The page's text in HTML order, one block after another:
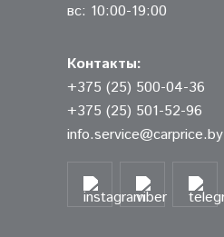
вс: 10:00-19:00
Контакты:
+375 (25) 500-04-36
+375 (25) 501-52-96
info.service@carprice.by